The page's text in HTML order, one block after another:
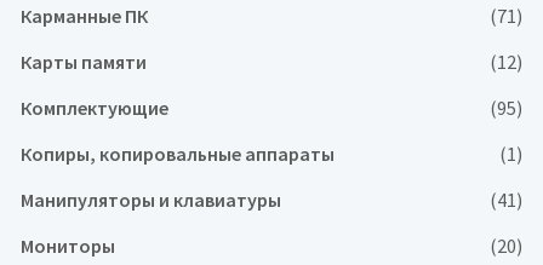
Карманные ПК
(71)
Карты памяти
(12)
Комплектующие
(95)
Копиры, копировальные аппараты
(1)
Манипуляторы и клавиатуры
(41)
Мониторы
(20)